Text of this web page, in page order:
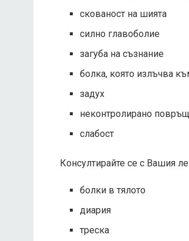
скованост на шията
силно главоболие
загуба на съзнание
болка, която излъчва
задух
неконтролирано
слабост
Консултирайте се с Вашия
болки в тялото
диария
треска